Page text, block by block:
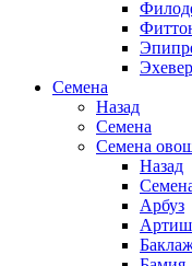
Семена
Назад
Семена
Семена
Назад
Арбуз